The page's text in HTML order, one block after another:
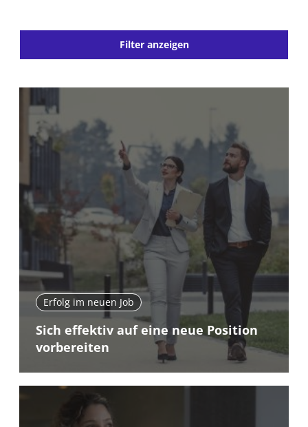
Filter anzeigen
Erfolg im neuen Job
Sich effektiv auf eine neue Position
vorbereiten